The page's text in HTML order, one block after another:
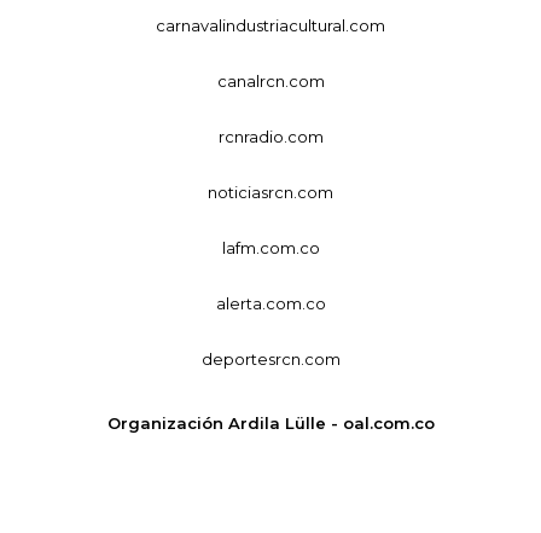
carnavalindustriacultural.com
canalrcn.com
rcnradio.com
noticiasrcn.com
lafm.com.co
alerta.com.co
deportesrcn.com
Organización Ardila Lülle - oal.com.co